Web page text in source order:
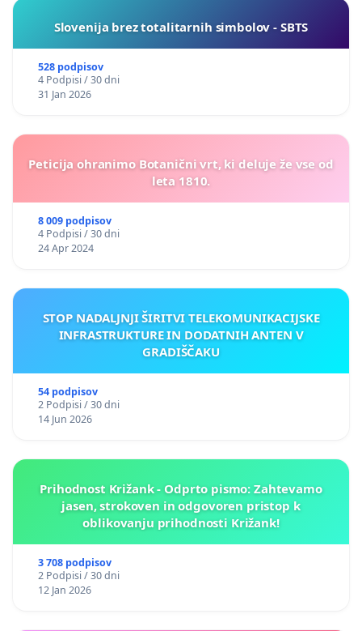
Slovenija brez totalitarnih simbolov - SBTS
528 podpisov
4 Podpisi / 30 dni
31 Jan 2026
Peticija ohranimo Botanični vrt, ki deluje že vse od
leta 1810.
8 009 podpisov
4 Podpisi / 30 dni
24 Apr 2024
STOP NADALJNJI ŠIRITVI TELEKOMUNIKACIJSKE
INFRASTRUKTURE IN DODATNIH ANTEN V
GRADIŠČAKU
54 podpisov
2 Podpisi / 30 dni
14 Jun 2026
Prihodnost Križank - Odprto pismo: Zahtevamo
jasen, strokoven in odgovoren pristop k
oblikovanju prihodnosti Križank!
3 708 podpisov
2 Podpisi / 30 dni
12 Jan 2026